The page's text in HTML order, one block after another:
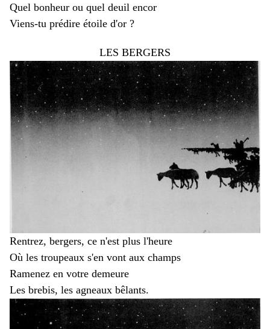
Quel bonheur ou quel deuil encor
Viens-tu prédire étoile d'or ?
LES BERGERS
Rentrez, bergers, ce n'est plus l'heure
Où les troupeaux s'en vont aux champs
Ramenez en votre demeure
Les brebis, les agneaux bêlants.